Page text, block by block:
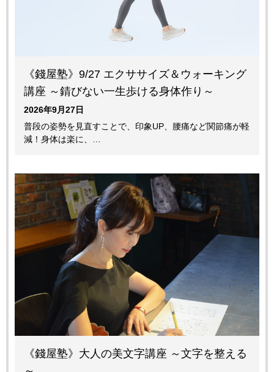
《錢屋塾》9/27 エクササイズ＆ウォーキング
講座 ～錆びない一生歩ける身体作り～
2026年9月27日
普段の姿勢を見直すことで、印象UP、腰痛など関節痛が軽
減！身体は楽に、…
《錢屋塾》大人の美文字講座 ～文字を整える